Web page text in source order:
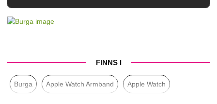
Produkttyp Armband
Färg
Material Rostfritt stål
FINNS I
Burga Apple Watch Armband Apple Watch